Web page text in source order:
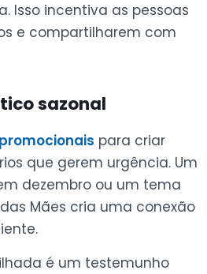
Isso incentiva as pessoas
e compartilharem com
sazonal
para criar
que gerem urgência. Um
dezembro ou um tema
Mães cria uma conexão
é um testemunho